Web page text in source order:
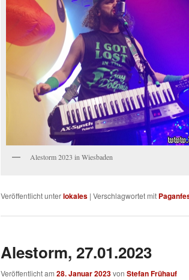
Alestorm 2023 in Wiesbaden
Veröffentlicht unterlokales | Verschlagwortet mit
Alestorm, 27.01.2023
Veröffentlicht am 28. Januar 2023von Stefan Frühauf